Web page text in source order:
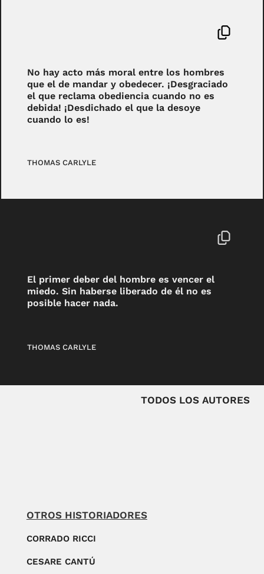
No hay acto más moral entre los hombres
que el de mandar y obedecer. ¡Desgraciado
el que reclama obediencia cuando no es
debida! ¡Desdichado el que la desoye
cuando lo es!
THOMAS CARLYLE
El primer deber del hombre es vencer el
miedo. Sin haberse liberado de él no es
posible hacer nada.
THOMAS CARLYLE
TODOS LOS AUTORES
OTROS HISTORIADORES
CORRADO RICCI
CESARE CANTÚ